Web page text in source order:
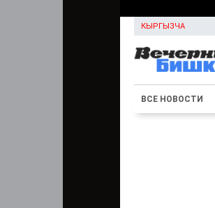
КЫРГЫЗЧА
ВСЕ НОВОСТИ